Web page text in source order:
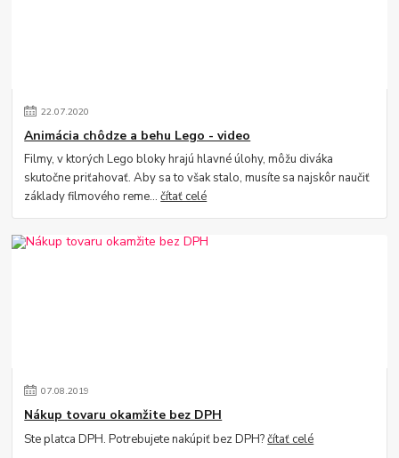
22.07.2020
Animácia chôdze a behu Lego - video
Filmy, v ktorých Lego bloky hrajú hlavné úlohy, môžu diváka
skutočne priťahovať. Aby sa to však stalo, musíte sa najskôr naučiť
základy filmového reme...čítať celé
07.08.2019
Nákup tovaru okamžite bez DPH
Ste platca DPH. Potrebujete nakúpiť bez DPH?čítať celé